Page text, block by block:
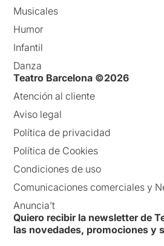
Musicales
Humor
Infantil
Danza
Teatro Barcelona ©2026
Atención al cliente
Aviso legal
Política de privacidad
Política de Cookies
Condiciones de uso
Comunicaciones comerciales y
Anuncia’t
Quiero recibir la newsletter de
las novedades, promociones y